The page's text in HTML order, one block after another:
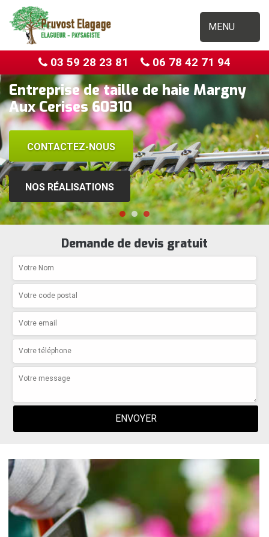
MENU
03 59 28 23 81 06 78 42 71 94
Entreprise de taille de haie Margny
Aux Cerises 60310
CONTACTEZ-NOUS
NOS RÉALISATIONS
Demande de devis gratuit